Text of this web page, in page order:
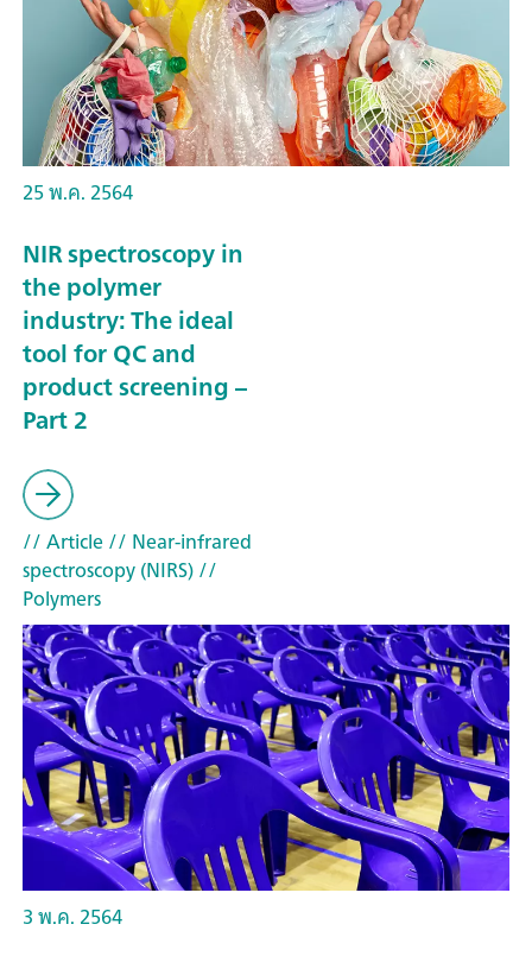
25 พ.ค. 2564
NIR spectroscopy in
the polymer
industry: The ideal
tool for QC and
product screening –
Part 2
// Article// Near-infrared
spectroscopy (NIRS)//
Polymers
3 พ.ค. 2564